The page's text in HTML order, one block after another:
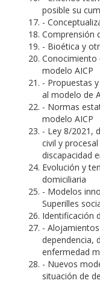
posible su
-
Comprensión
- Bioética y
Conocimiento
modelo AICP
- Propuestas
al modelo de
- Normas
modelo AICP
- Ley 8/2021,
civil y
discapacidad
Evolución y
domiciliaria
- Modelos
Superilles
Identificación
-
dependencia,
enfermedad
- Nuevos
situación de